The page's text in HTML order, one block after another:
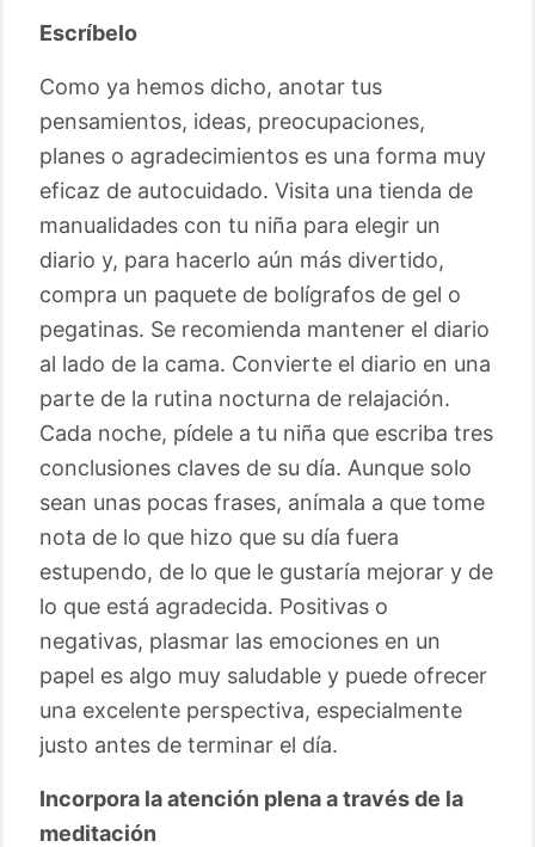
Escríbelo
Como ya hemos dicho, anotar tus
pensamientos, ideas, preocupaciones,
planes o agradecimientos es una forma muy
eficaz de autocuidado. Visita una tienda de
manualidades con tu niña para elegir un
diario y, para hacerlo aún más divertido,
compra un paquete de bolígrafos de gel o
pegatinas. Se recomienda mantener el diario
al lado de la cama. Convierte el diario en una
parte de la rutina nocturna de relajación.
Cada noche, pídele a tu niña que escriba tres
conclusiones claves de su día. Aunque solo
sean unas pocas frases, anímala a que tome
nota de lo que hizo que su día fuera
estupendo, de lo que le gustaría mejorar y de
lo que está agradecida. Positivas o
negativas, plasmar las emociones en un
papel es algo muy saludable y puede ofrecer
una excelente perspectiva, especialmente
justo antes de terminar el día.
Incorpora la atención plena a través de la
meditación